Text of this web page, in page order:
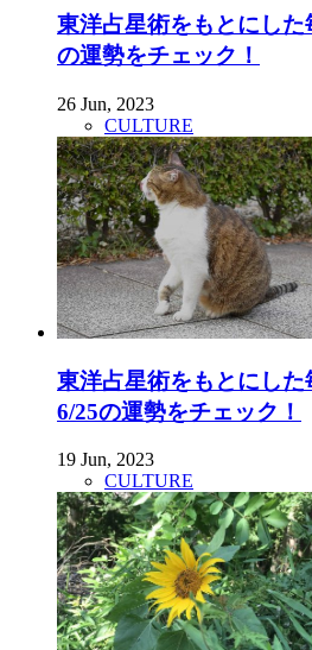
東洋占星術をもとにした
の運勢をチェック！
26 Jun, 2023
CULTURE
東洋占星術をもとにした
6/25の運勢をチェック！
19 Jun, 2023
CULTURE